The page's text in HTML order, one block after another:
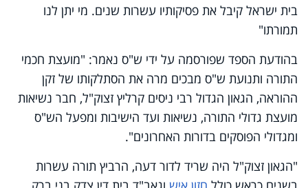
בית ישראל קיבל את פסיקותיו עשרות שנים. מי יתן לנו
תמורתו"
בהודעת הספד שפורסמה על ידי ש"ס נאמר: "מועצת חכמי
התורה ותנועת ש"ס מבכים מרה את הסתלקותו של זקן
ההוראה, הגאון הגדול רבי ניסים קרליץ זצוק"ל, חבר נשיאות
מועצת גדולי התורה, נשיאות ועד הישיבות ומפעל הש"ס
ומגדולי הפוסקים בדורות האחרונים".
"הגאון זצוק"ל היה שריד לדור דעה, הרביץ תורה עשרות